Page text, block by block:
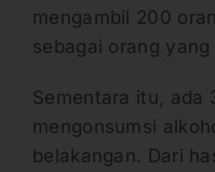
mengambil 200
sebagai orang
Sementara itu, ada
mengonsumsi
belakangan. Dari